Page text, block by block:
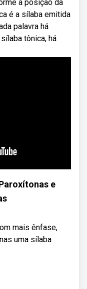
a posição da
é a sílaba emitida
palavra há
tônica, há
e
mais ênfase,
uma sílaba